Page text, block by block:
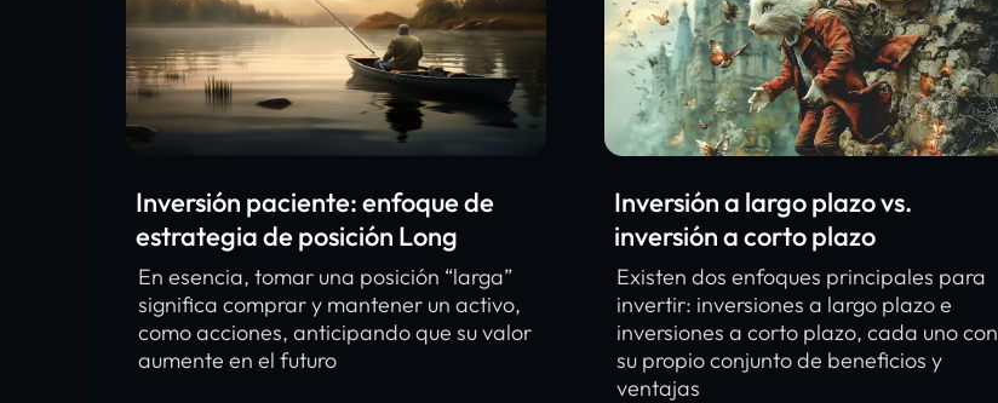
Inversión paciente: enfoque de
estrategia de posición Long
En esencia, tomar una posición “larga”
significa comprar y mantener un activo,
como acciones, anticipando que su valor
aumente en el futuro
Inversión a largo plazo vs.
inversión a corto plazo
Existen dos enfoques principales para
invertir: inversiones a largo plazo e
inversiones a corto plazo, cada uno con
su propio conjunto de beneficios y
ventajas